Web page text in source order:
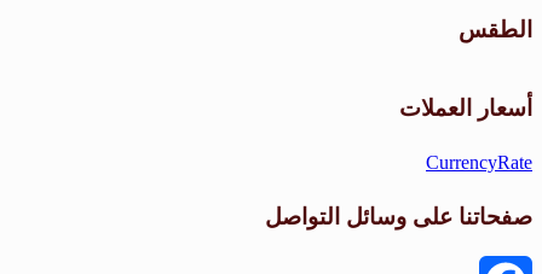
الطقس
أسعار العملات
CurrencyRate
صفحاتنا على وسائل التواصل